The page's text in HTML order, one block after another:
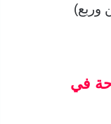
في